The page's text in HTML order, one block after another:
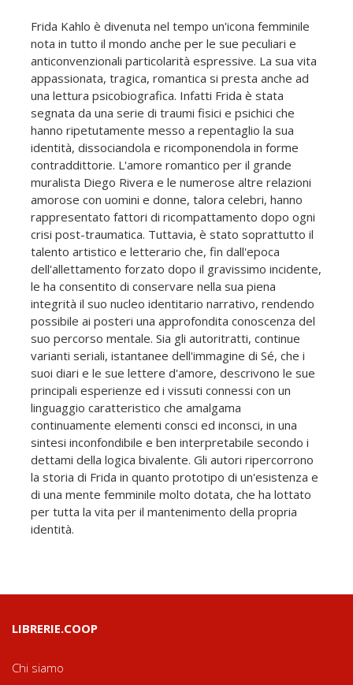
Frida Kahlo è divenuta nel tempo un'icona femminile
nota in tutto il mondo anche per le sue peculiari e
anticonvenzionali particolarità espressive. La sua vita
appassionata, tragica, romantica si presta anche ad
una lettura psicobiografica. Infatti Frida è stata
segnata da una serie di traumi fisici e psichici che
hanno ripetutamente messo a repentaglio la sua
identità, dissociandola e ricomponendola in forme
contraddittorie. L'amore romantico per il grande
muralista Diego Rivera e le numerose altre relazioni
amorose con uomini e donne, talora celebri, hanno
rappresentato fattori di ricompattamento dopo ogni
crisi post-traumatica. Tuttavia, è stato soprattutto il
talento artistico e letterario che, fin dall'epoca
dell'allettamento forzato dopo il gravissimo incidente,
le ha consentito di conservare nella sua piena
integrità il suo nucleo identitario narrativo, rendendo
possibile ai posteri una approfondita conoscenza del
suo percorso mentale. Sia gli autoritratti, continue
varianti seriali, istantanee dell'immagine di Sé, che i
suoi diari e le sue lettere d'amore, descrivono le sue
principali esperienze ed i vissuti connessi con un
linguaggio caratteristico che amalgama
continuamente elementi consci ed inconsci, in una
sintesi inconfondibile e ben interpretabile secondo i
dettami della logica bivalente. Gli autori ripercorrono
la storia di Frida in quanto prototipo di un'esistenza e
di una mente femminile molto dotata, che ha lottato
per tutta la vita per il mantenimento della propria
identità.
LIBRERIE.COOP
Chi siamo